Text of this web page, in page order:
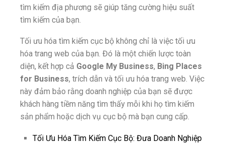
tìm kiếm địa phương sẽ giúp tăng cường hiệu suất
tìm kiếm của bạn.
Tối ưu hóa tìm kiếm cục bộ không chỉ là việc tối ưu
hóa trang web của bạn. Đó là một chiến lược toàn
diện, kết hợp cả Google My Business, Bing Places
for Business, trích dẫn và tối ưu hóa trang web. Việc
này đảm bảo rằng doanh nghiệp của bạn sẽ được
khách hàng tiềm năng tìm thấy mỗi khi họ tìm kiếm
sản phẩm hoặc dịch vụ cục bộ mà bạn cung cấp.
Tối Ưu Hóa Tìm Kiếm Cục Bộ: Đưa Doanh Nghiệp